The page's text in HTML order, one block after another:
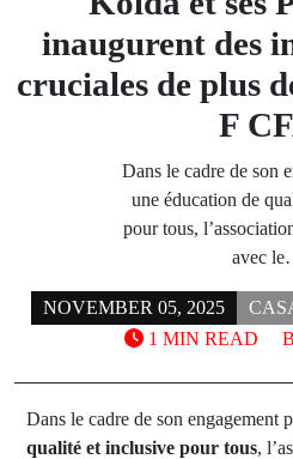
inaugurent des
cruciales de plus
F
Dans le cadre de son
une éducation de
pour tous,
avec
NOVEMBER 05, 2025
1 MIN READ
Dans le cadre de son engagement
qualité et inclusive pour tous,